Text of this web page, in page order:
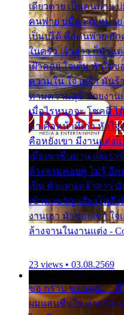
เดียวดาย เป็นคนพ่าย
คนพ่าย บ่มีความหมาย
เป็นบ่ได้ คือคนพ่าย ฮั
ในครัว เจ้าสาว ก็มัวแต่
เฝ้าคอย ใจเต้น หัวใจ
ความใน ใจ เศร้า มัน
ท่ามความสุขี ช่วยงาน
เมื่อไรหนอจะ โชคดี
มา คือหน้าที่เก่า หัวใ
คือหยังเขา มีงานแต่ง
เมื่อเขาชื่นบาน แต่เร
ล้างจานคอยคู่ ไม่รู้ อีก
เป็น ตำแหน่งเจ้าสาว
เข้าพาขวัญ เสียงโห่ตึ
งานเฮา มัวซอยเขา ใ
ล้างจานในงานแต่ง -
23 views • 03.08.2569
ขอ กราบ ขอบคุณ.... ที่
ผมแสนชื่นใจ หายวังเว